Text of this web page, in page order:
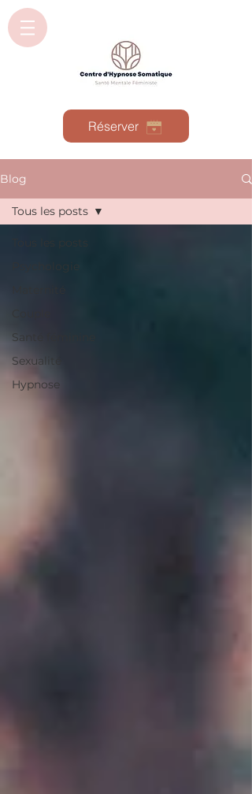
Réserver
Blog
Tous les posts
Psychologie
Santé féminine
Sexualité
Hypnose
Tous les posts